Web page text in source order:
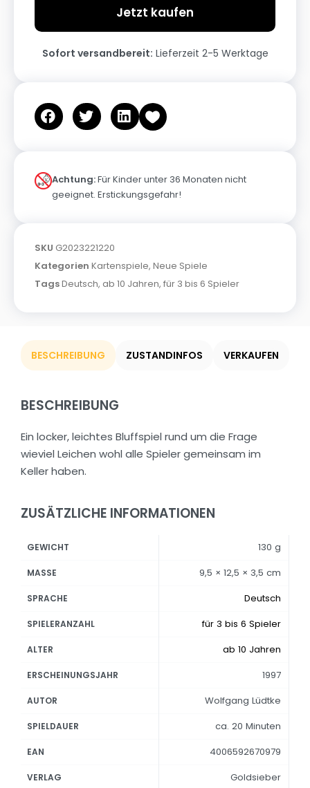
Jetzt kaufen
Sofort versandbereit: Lieferzeit 2-5 Werktage
Achtung:Für Kinder unter 36 Monaten nicht
geeignet. Erstickungsgefahr!
SKU G2023221220
Kategorien Kartenspiele, Neue Spiele
TagsDeutsch, ab 10 Jahren, für 3 bis 6 Spieler
BESCHREIBUNG ZUSTANDINFOS VERKAUFEN
BESCHREIBUNG
Ein locker, leichtes Bluffspiel rund um die Frage
wieviel Leichen wohl alle Spieler gemeinsam im
Keller haben.
ZUSÄTZLICHE INFORMATIONEN
GEWICHT 130 g
MASSE 9,5 × 12,5 × 3,5 cm
SPRACHE Deutsch
SPIELERANZAHL für 3 bis 6 Spieler
ALTER ab 10 Jahren
ERSCHEINUNGSJAHR 1997
AUTOR Wolfgang Lüdtke
SPIELDAUER ca. 20 Minuten
EAN 4006592670979
VERLAG Goldsieber